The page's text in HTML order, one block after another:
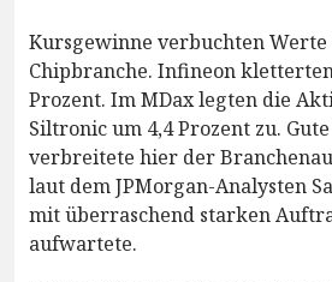
Kursgewinne verbuchten Werte
Chipbranche. Infineon
Prozent. Im MDax legten die
Siltronic um 4,4 Prozent zu.
verbreitete hier der
laut dem JPMorgan-Analysten
mit überraschend starken
aufwartete.